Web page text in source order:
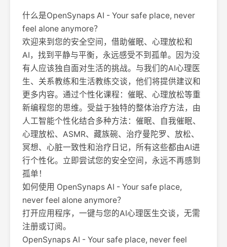
什么是OpenSynaps AI - Your safe place, never
feel alone anymore？
欢迎来到您的安全空间，借助催眠、心理放松和
AI，找到平静与平衡，永远感受不到孤单。因为没
有人应该独自面对生活的挑战。与我们的AI心理医
生、关系教练和生活教练交谈，他们将提供建议和
更多内容。通过个性化课程：催眠、心理放松等重
新编程您的思维。受益于独特的整体治疗方法，由
人工智能个性化结合多种方法：催眠、自我催眠、
心理放松、ASMR、藏族碗、治疗曼陀罗、放松、
冥想、心脏一致性和治疗日记，所有这些都由AI进
行个性化。立即尝试您的安全空间，永远不再感到
孤单！
如何使用 OpenSynaps AI - Your safe place,
never feel alone anymore？
打开应用程序，一键与您的AI心理医生交谈，无需
注册或订阅。
OpenSynaps AI - Your safe place, never feel